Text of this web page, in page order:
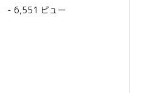
- 6,551 ビュー